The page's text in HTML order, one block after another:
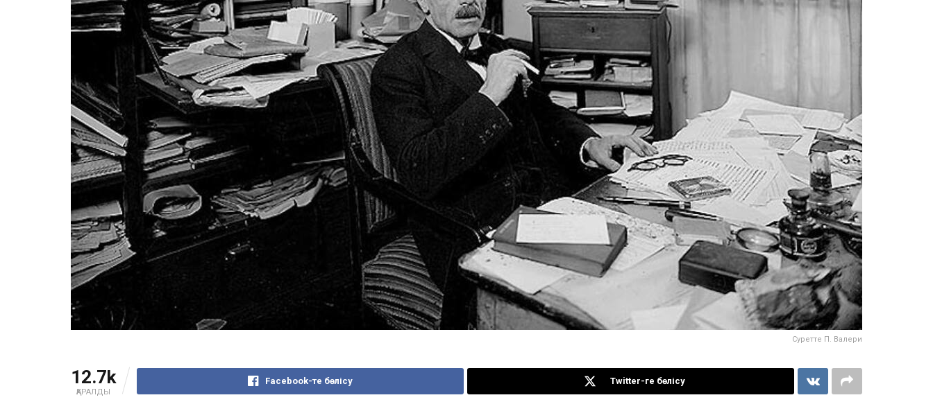
Суретте П. Валери
12.7k
ҚАРАЛДЫ
Facebook-те бөлісу Twitter-ге бөлісу